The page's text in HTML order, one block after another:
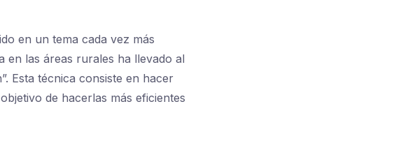
en un tema cada vez más
en las áreas rurales ha llevado al
Esta técnica consiste en hacer
de hacerlas más eficientes